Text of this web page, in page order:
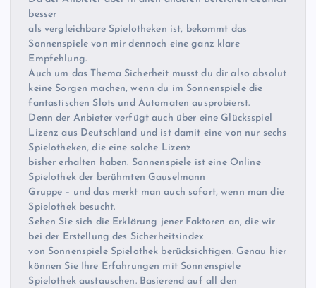
besser
als vergleichbare Spielotheken ist, bekommt das
Sonnenspiele von mir dennoch eine ganz klare
Empfehlung.
Auch um das Thema Sicherheit musst du dir also absolut
keine Sorgen machen, wenn du im Sonnenspiele die
fantastischen Slots und Automaten ausprobierst.
Denn der Anbieter verfügt auch über eine Glücksspiel
Lizenz aus Deutschland und ist damit eine von nur sechs
Spielotheken, die eine solche Lizenz
bisher erhalten haben. Sonnenspiele ist eine Online
Spielothek der berühmten Gauselmann
Gruppe – und das merkt man auch sofort, wenn man die
Spielothek besucht.
Sehen Sie sich die Erklärung jener Faktoren an, die wir
bei der Erstellung des Sicherheitsindex
von Sonnenspiele Spielothek berücksichtigen. Genau hier
können Sie Ihre Erfahrungen mit Sonnenspiele
Spielothek austauschen. Basierend auf all den